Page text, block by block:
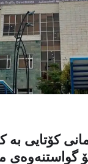
کۆتایی
گواستنەوەی